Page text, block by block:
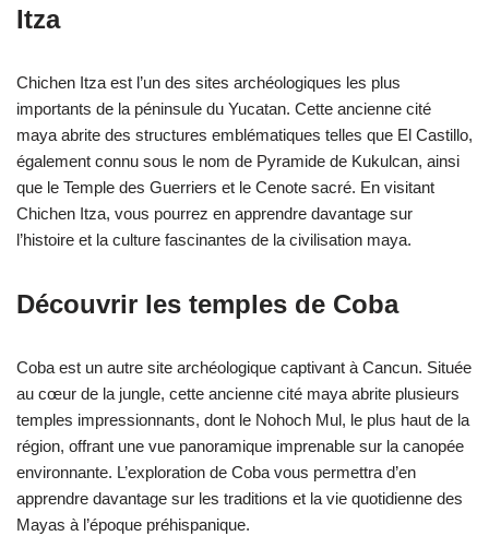
Itza
Chichen Itza est l’un des sites archéologiques les plus
importants de la péninsule du Yucatan. Cette ancienne cité
maya abrite des structures emblématiques telles que El Castillo,
également connu sous le nom de Pyramide de Kukulcan, ainsi
que le Temple des Guerriers et le Cenote sacré. En visitant
Chichen Itza, vous pourrez en apprendre davantage sur
l’histoire et la culture fascinantes de la civilisation maya.
Découvrir les temples de Coba
Coba est un autre site archéologique captivant à Cancun. Située
au cœur de la jungle, cette ancienne cité maya abrite plusieurs
temples impressionnants, dont le Nohoch Mul, le plus haut de la
région, offrant une vue panoramique imprenable sur la canopée
environnante. L’exploration de Coba vous permettra d’en
apprendre davantage sur les traditions et la vie quotidienne des
Mayas à l’époque préhispanique.